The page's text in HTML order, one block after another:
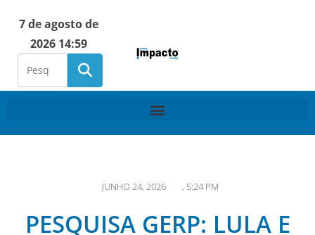
7 de agosto de
2026 14:59
JUNHO 24, 2026 , 5:24 PM
PESQUISA GERP: LULA E